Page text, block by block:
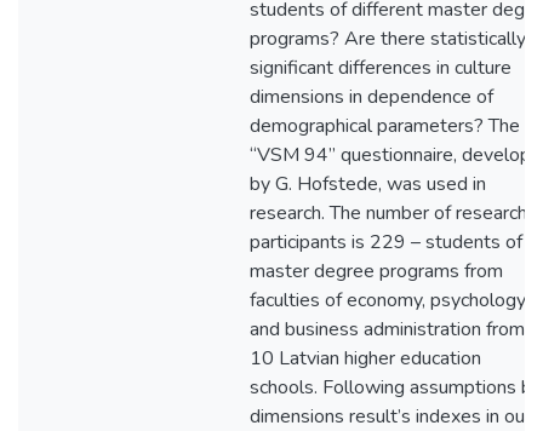
students of different master
programs? Are there statistically
significant differences in culture
dimensions in dependence of
demographical parameters? The
“VSM 94” questionnaire,
by G. Hofstede, was used in
research. The number of research
participants is 229 – students of
master degree programs from
faculties of economy, psychology
and business administration from
10 Latvian higher education
schools. Following assumptions by
dimensions result’s indexes in our